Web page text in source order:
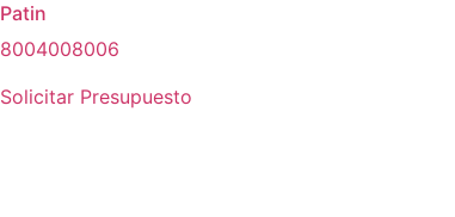
Patin
8004008006
Solicitar Presupuesto